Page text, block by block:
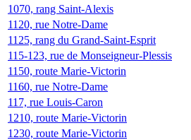
1070, rang Saint-Alexis
1120, rue Notre-Dame
1125, rang du Grand-Saint-Esprit
115-123, rue de Monseigneur-Plessis
1150, route Marie-Victorin
1160, rue Notre-Dame
117, rue Louis-Caron
1210, route Marie-Victorin
1230, route Marie-Victorin